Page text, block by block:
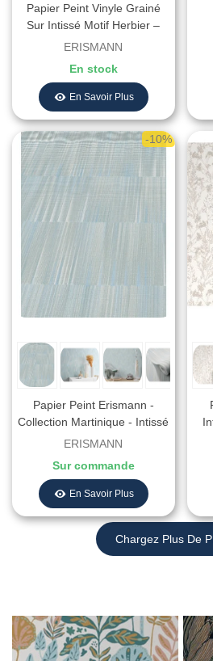
Papier Peint Vinyle Grainé
Sur Intissé Motif Herbier –
Erismann - Réf. 10143-43
ERISMANN
En stock
En Savoir Plus
-10%
Papier Peint Erismann -
Collection Martinique - Intissé
Grainé - Décor : OXIDIZED
ERISMANN
Sur commande
En Savoir Plus
Chargez Plus De